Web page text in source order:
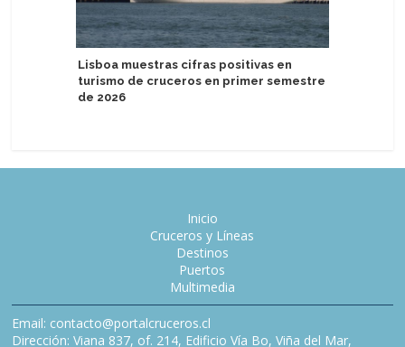
Lisboa muestras cifras positivas en
turismo de cruceros en primer semestre
de 2026
Inicio
Cruceros y Líneas
Destinos
Puertos
Multimedia
Email: contacto@portalcruceros.cl
Dirección: Viana 837, of. 214, Edificio Vía Bo, Viña del Mar,